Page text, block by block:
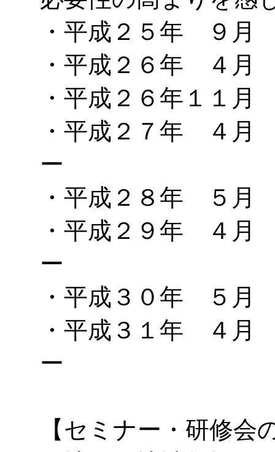
・平成２５年 ９月
・平成２６年 ４月
・平成２６年１１
・平成２７年 ４月
ー
・平成２８年 ５月
・平成２９年 ４月
ー
・平成３０年 ５月
・平成３１年 ４月
ー
【セミナー・研修会